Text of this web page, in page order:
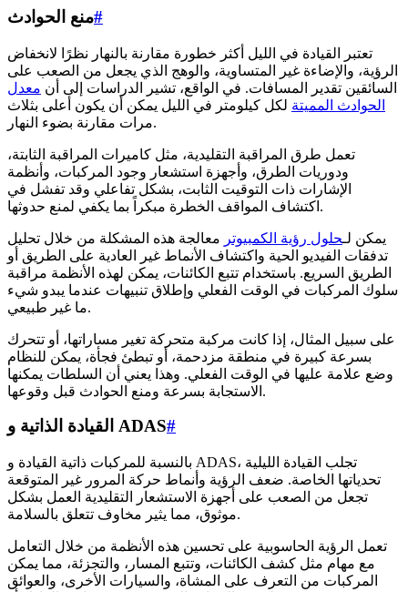
منع الحوادث#
تعتبر القيادة في الليل أكثر خطورة مقارنة بالنهار نظرًا لانخفاض
الرؤية، والإضاءة غير المتساوية، والوهج الذي يجعل من الصعب على
السائقين تقدير المسافات. في الواقع، تشير الدراسات إلى أن معدل
الحوادث المميتة لكل كيلومتر في الليل يمكن أن يكون أعلى بثلاث
مرات مقارنة بضوء النهار.
تعمل طرق المراقبة التقليدية، مثل كاميرات المراقبة الثابتة،
ودوريات الطرق، وأجهزة استشعار وجود المركبات، وأنظمة
الإشارات ذات التوقيت الثابت، بشكل تفاعلي وقد تفشل في
اكتشاف المواقف الخطرة مبكراً بما يكفي لمنع حدوثها.
يمكن لـحلول رؤية الكمبيوتر معالجة هذه المشكلة من خلال تحليل
تدفقات الفيديو الحية واكتشاف الأنماط غير العادية على الطريق أو
الطريق السريع. باستخدام تتبع الكائنات، يمكن لهذه الأنظمة مراقبة
سلوك المركبات في الوقت الفعلي وإطلاق تنبيهات عندما يبدو شيء
ما غير طبيعي.
على سبيل المثال، إذا كانت مركبة متحركة تغير مساراتها، أو تتحرك
بسرعة كبيرة في منطقة مزدحمة، أو تبطئ فجأة، يمكن للنظام
وضع علامة عليها في الوقت الفعلي. وهذا يعني أن السلطات يمكنها
الاستجابة بسرعة ومنع الحوادث قبل وقوعها.
القيادة الذاتية و ADAS#
بالنسبة للمركبات ذاتية القيادة و ADAS، تجلب القيادة الليلية
تحدياتها الخاصة. ضعف الرؤية وأنماط حركة المرور غير المتوقعة
تجعل من الصعب على أجهزة الاستشعار التقليدية العمل بشكل
موثوق، مما يثير مخاوف تتعلق بالسلامة.
تعمل الرؤية الحاسوبية على تحسين هذه الأنظمة من خلال التعامل
مع مهام مثل كشف الكائنات، وتتبع المسار، والتجزئة، مما يمكن
المركبات من التعرف على المشاة، والسيارات الأخرى، والعوائق